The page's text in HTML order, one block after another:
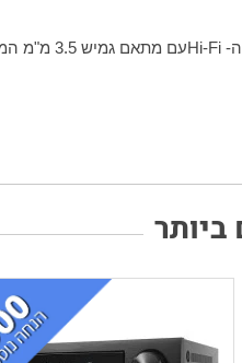
Hi-Fiעם מתאם גמיש 3.5 מ"מ המאפשר להתחבר לנגני שמע דיגיטליים ניידים
ביותר